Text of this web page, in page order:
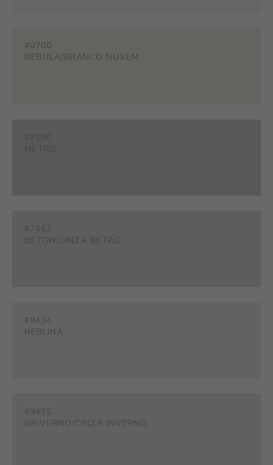
#0700
NEBULA/BRANCO NUVEM
#7467
BETON/CINZA BETÃO
#9434
NEBLINA
#9435
GRIVERNO/CINZA INVERNO